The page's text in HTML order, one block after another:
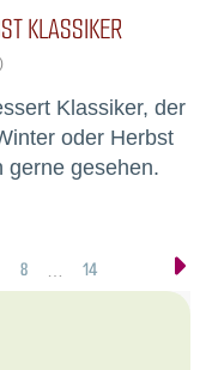
KLASSIKER
Klassiker, der
oder Herbst
gerne gesehen.
8 14